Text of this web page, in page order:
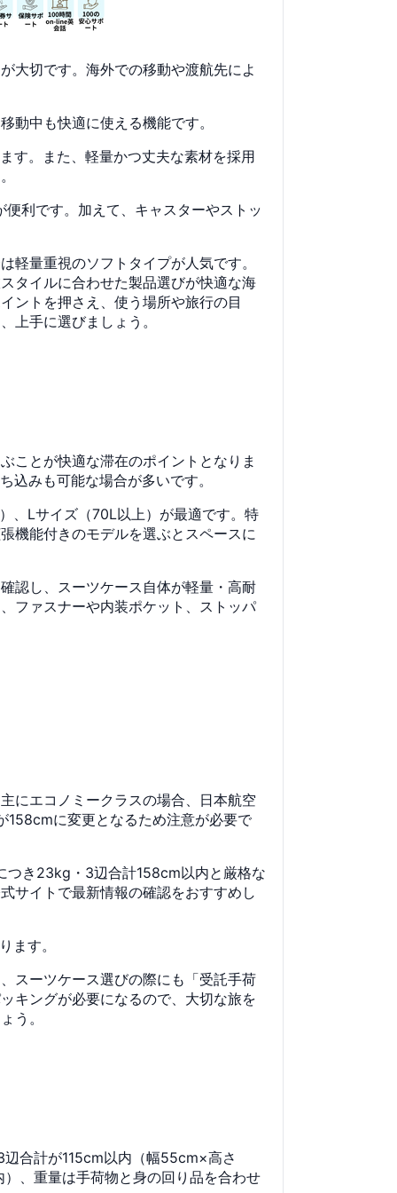
大切です。海外での移動や渡航先によ
動中も快適に使える機能です。
す。また、軽量かつ丈夫な素材を採用
利です。加えて、キャスターやストッ
量重視のソフトタイプが人気です。
タイルに合わせた製品選びが快適な海
ントを押さえ、使う場所や旅行の目
上手に選びましょう。
ことが快適な滞在のポイントとなりま
みも可能な場合が多いです。
、Lサイズ（70L以上）が最適です。特
機能付きのモデルを選ぶとスペースに
認し、スーツケース自体が軽量・高耐
ファスナーや内装ポケット、ストッパ
にエコノミークラスの場合、日本航空
に変更となるため注意が必要で
つき23kg・3辺合計158cm以内と厳格な
サイトで最新情報の確認をおすすめし
ます。
スーツケース選びの際にも「受託手荷
キングが必要になるので、大切な旅を
う。
合計が115cm以内（幅55cm×高さ
、重量は手荷物と身の回り品を合わせ